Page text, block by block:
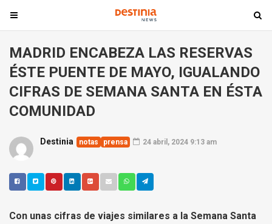
T
o
g
e
a
i
g
a
t
o
T
o
l
e
o
MADRID ENCABEZA LAS RESERVAS
ÉSTE PUENTE DE MAYO, IGUALANDO
CIFRAS DE SEMANA SANTA EN ÉSTA
COMUNIDAD
Destinia notas prensa 24 abril, 2024 9:13 am
Con unas cifras de viajes similares a la Semana Santa